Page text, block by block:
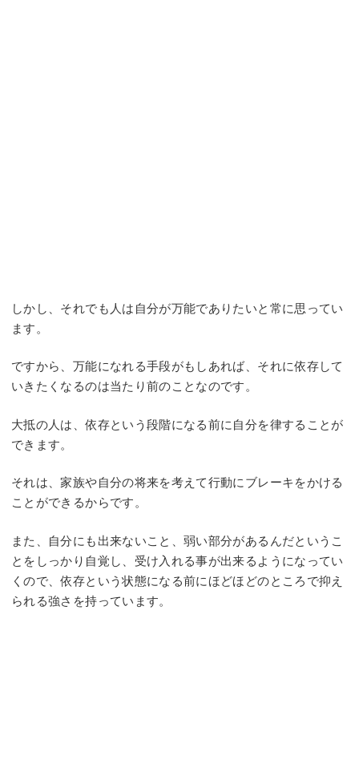
しかし、それでも人は自分が万能でありたいと常に思ってい
ます。
ですから、万能になれる手段がもしあれば、それに依存して
いきたくなるのは当たり前のことなのです。
大抵の人は、依存という段階になる前に自分を律することが
できます。
それは、家族や自分の将来を考えて行動にブレーキをかける
ことができるからです。
また、自分にも出来ないこと、弱い部分があるんだというこ
とをしっかり自覚し、受け入れる事が出来るようになってい
くので、依存という状態になる前にほどほどのところで抑え
られる強さを持っています。